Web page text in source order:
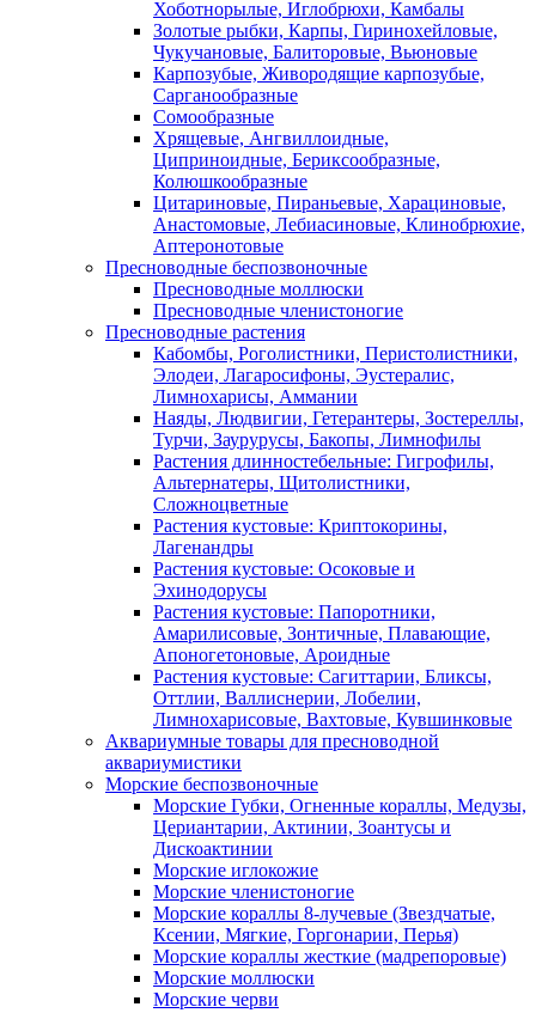
Хоботнорылые, Иглобрюхи, Камбалы
Золотые рыбки, Карпы, Гиринохейловые,
Чукучановые, Балиторовые, Вьюновые
Карпозубые, Живородящие карпозубые,
Сарганообразные
Сомообразные
Хрящевые, Ангвиллоидные,
Циприноидные, Бериксообразные,
Колюшкообразные
Цитариновые, Пираньевые, Харациновые,
Анастомовые, Лебиасиновые, Клинобрюхие,
Аптеронотовые
Пресноводные беспозвоночные
Пресноводные моллюски
Пресноводные членистоногие
Пресноводные растения
Кабомбы, Роголистники, Перистолистники,
Элодеи, Лагаросифоны, Эустералис,
Лимнохарисы, Аммании
Наяды, Людвигии, Гетерантеры, Зостереллы,
Турчи, Заурурусы, Бакопы, Лимнофилы
Растения длинностебельные: Гигрофилы,
Альтернатеры, Щитолистники,
Сложноцветные
Растения кустовые: Криптокорины,
Лагенандры
Растения кустовые: Осоковые и
Эхинодорусы
Растения кустовые: Папоротники,
Амарилисовые, Зонтичные, Плавающие,
Апоногетоновые, Ароидные
Растения кустовые: Сагиттарии, Бликсы,
Оттлии, Валлиснерии, Лобелии,
Лимнохарисовые, Вахтовые, Кувшинковые
Аквариумные товары для пресноводной
аквариумистики
Морские беспозвоночные
Морские Губки, Огненные кораллы, Медузы,
Цериантарии, Актинии, Зоантусы и
Дискоактинии
Морские иглокожие
Морские членистоногие
Морские кораллы 8-лучевые (Звездчатые,
Ксении, Мягкие, Горгонарии, Перья)
Морские кораллы жесткие (мадрепоровые)
Морские моллюски
Морские черви